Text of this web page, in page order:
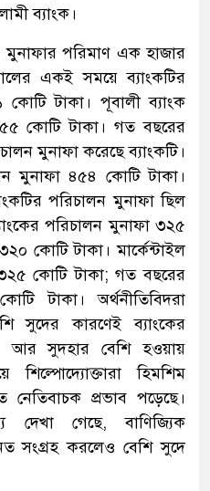
ব্যাংক।
মুনাফার পরিমাণ এক হাজার
একই সময়ে ব্যাংকটির
টাকা। পূবালী ব্যাংক
কোটি টাকা। গত বছরের
মুনাফা করেছে ব্যাংকটি।
মুনাফা ৪৫৪ কোটি টাকা।
পরিচালন মুনাফা ছিল
পরিচালন মুনাফা ৩২৫
কোটি টাকা। মার্কেন্টাইল
কোটি টাকা; গত বছরের
টাকা। অর্থনীতিবিদরা
সুদের কারণেই ব্যাংকের
আর সুদহার বেশি হওয়ায়
হিমশিম
নেতিবাচক প্রভাব পড়েছে।
দেখা গেছে, বাণিজ্যিক
সংগ্রহ করলেও বেশি সুদে